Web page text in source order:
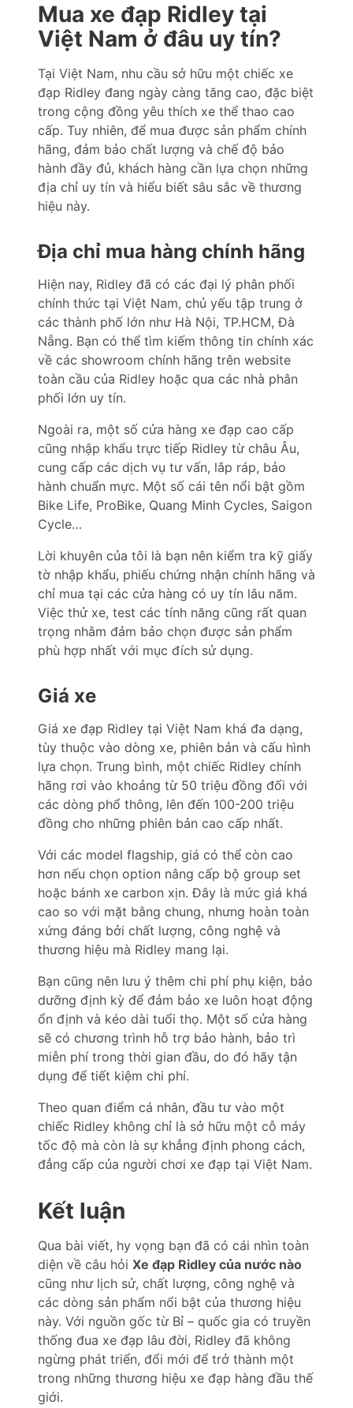
Mua xe đạp Ridley tại
Việt Nam ở đâu uy tín?
Tại Việt Nam, nhu cầu sở hữu một chiếc xe
đạp Ridley đang ngày càng tăng cao, đặc biệt
trong cộng đồng yêu thích xe thể thao cao
cấp. Tuy nhiên, để mua được sản phẩm chính
hãng, đảm bảo chất lượng và chế độ bảo
hành đầy đủ, khách hàng cần lựa chọn những
địa chỉ uy tín và hiểu biết sâu sắc về thương
hiệu này.
Địa chỉ mua hàng chính hãng
Hiện nay, Ridley đã có các đại lý phân phối
chính thức tại Việt Nam, chủ yếu tập trung ở
các thành phố lớn như Hà Nội, TP.HCM, Đà
Nẵng. Bạn có thể tìm kiếm thông tin chính xác
về các showroom chính hãng trên website
toàn cầu của Ridley hoặc qua các nhà phân
phối lớn uy tín.
Ngoài ra, một số cửa hàng xe đạp cao cấp
cũng nhập khẩu trực tiếp Ridley từ châu Âu,
cung cấp các dịch vụ tư vấn, lắp ráp, bảo
hành chuẩn mực. Một số cái tên nổi bật gồm
Bike Life, ProBike, Quang Minh Cycles, Saigon
Cycle…
Lời khuyên của tôi là bạn nên kiểm tra kỹ giấy
tờ nhập khẩu, phiếu chứng nhận chính hãng và
chỉ mua tại các cửa hàng có uy tín lâu năm.
Việc thử xe, test các tính năng cũng rất quan
trọng nhằm đảm bảo chọn được sản phẩm
phù hợp nhất với mục đích sử dụng.
Giá xe
Giá xe đạp Ridley tại Việt Nam khá đa dạng,
tùy thuộc vào dòng xe, phiên bản và cấu hình
lựa chọn. Trung bình, một chiếc Ridley chính
hãng rơi vào khoảng từ 50 triệu đồng đối với
các dòng phổ thông, lên đến 100-200 triệu
đồng cho những phiên bản cao cấp nhất.
Với các model flagship, giá có thể còn cao
hơn nếu chọn option nâng cấp bộ group set
hoặc bánh xe carbon xịn. Đây là mức giá khá
cao so với mặt bằng chung, nhưng hoàn toàn
xứng đáng bởi chất lượng, công nghệ và
thương hiệu mà Ridley mang lại.
Bạn cũng nên lưu ý thêm chi phí phụ kiện, bảo
dưỡng định kỳ để đảm bảo xe luôn hoạt động
ổn định và kéo dài tuổi thọ. Một số cửa hàng
sẽ có chương trình hỗ trợ bảo hành, bảo trì
miễn phí trong thời gian đầu, do đó hãy tận
dụng để tiết kiệm chi phí.
Theo quan điểm cá nhân, đầu tư vào một
chiếc Ridley không chỉ là sở hữu một cỗ máy
tốc độ mà còn là sự khẳng định phong cách,
đẳng cấp của người chơi xe đạp tại Việt Nam.
Kết luận
Qua bài viết, hy vọng bạn đã có cái nhìn toàn
diện về câu hỏi Xe đạp Ridley của nước nào
cũng như lịch sử, chất lượng, công nghệ và
các dòng sản phẩm nổi bật của thương hiệu
này. Với nguồn gốc từ Bỉ – quốc gia có truyền
thống đua xe đạp lâu đời, Ridley đã không
ngừng phát triển, đổi mới để trở thành một
trong những thương hiệu xe đạp hàng đầu thế
giới.